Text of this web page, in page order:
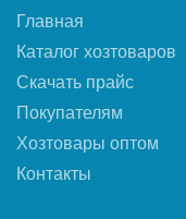
Главная
Каталог хозтоваров
Скачать прайс
Покупателям
Хозтовары оптом
Контакты